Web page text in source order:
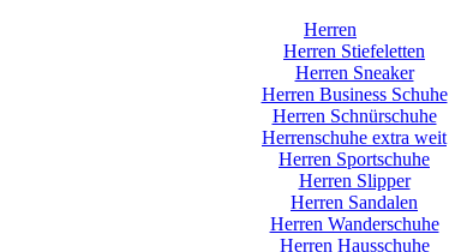
Herren
Herren Stiefeletten
Herren Sneaker
Herren Business Schuhe
Herren Schnürschuhe
Herrenschuhe extra weit
Herren Sportschuhe
Herren Slipper
Herren Sandalen
Herren Wanderschuhe
Herren Hausschuhe